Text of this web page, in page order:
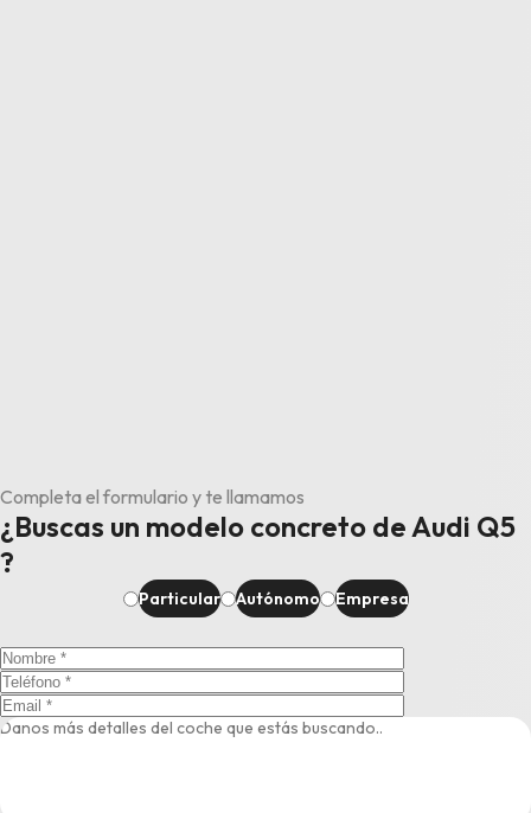
Completa el formulario y te llamamos
¿Buscas un modelo concreto de Audi Q5
?
Particular Autónomo Empresa